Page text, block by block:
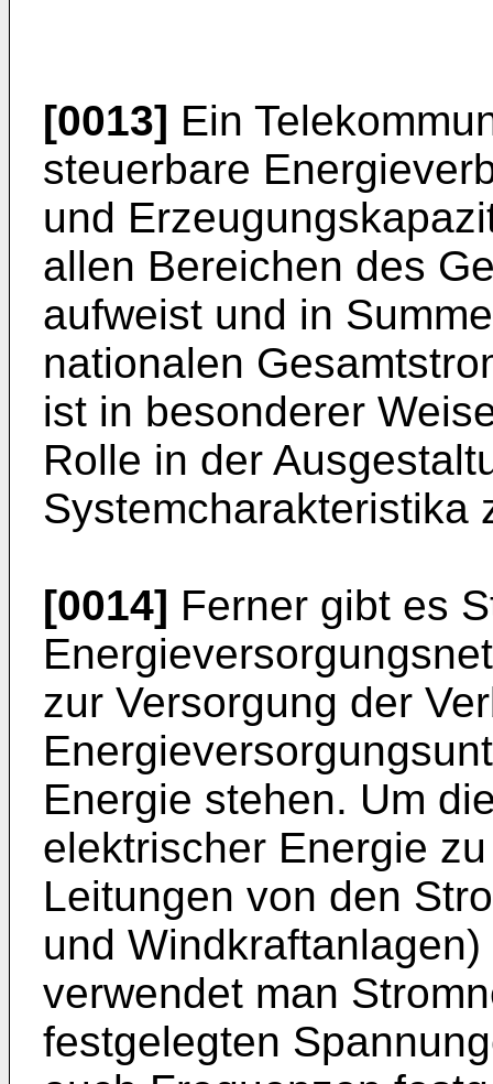
[0013] Ein
steuerbare
und
allen Bereichen des
aufweist und in
nationalen
ist in besonderer
Rolle in der
Systemcharakteristika
[0014] Ferner gibt es
zur Versorgung der
Energie stehen. Um
elektrischer Energie
Leitungen von den
und
verwendet man
festgelegten